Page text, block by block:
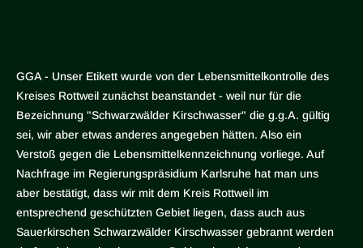
GGA - Unser Etikett wurde von der Lebensmittelkontrolle des
Kreises Rottweil zunächst beanstandet - weil nur für die
Bezeichnung "Schwarzwälder Kirschwasser" die g.g.A. gültig
sei, wir aber etwas anderes angegeben hätten. Also ein
Verstoß gegen die Lebensmittelkennzeichnung vorliege. Auf
Nachfrage im Regierungspräsidium Karlsruhe hat man uns
aber bestätigt, dass wir mit dem Kreis Rottweil im
entsprechend geschützten Gebiet liegen, dass auch aus
Sauerkirschen Schwarzwälder Kirschwasser gebrannt werden